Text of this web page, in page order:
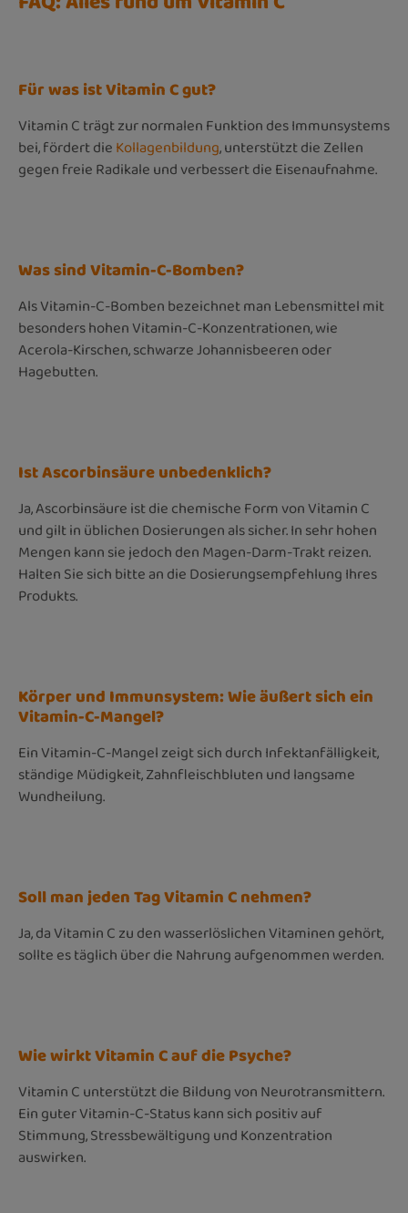
Für was ist Vitamin C gut?
Vitamin C trägt zur normalen Funktion des Immunsystems
bei, fördert dieKollagenbildung, unterstützt die Zellen
gegen freie Radikale und verbessert die Eisenaufnahme.
Was sind Vitamin-C-Bomben?
Als Vitamin-C-Bomben bezeichnet man Lebensmittel mit
besonders hohen Vitamin-C-Konzentrationen, wie
Acerola-Kirschen, schwarze Johannisbeeren oder
Hagebutten.
Ist Ascorbinsäure unbedenklich?
Ja, Ascorbinsäure ist die chemische Form von Vitamin C
und gilt in üblichen Dosierungen als sicher. In sehr hohen
Mengen kann sie jedoch den Magen-Darm-Trakt reizen.
Halten Sie sich bitte an die Dosierungsempfehlung Ihres
Produkts.
Körper und Immunsystem: Wie äußert sich ein
Vitamin-C-Mangel?
Ein Vitamin-C-Mangel zeigt sich durch Infektanfälligkeit,
ständige Müdigkeit, Zahnfleischbluten und langsame
Wundheilung.
Soll man jeden Tag Vitamin C nehmen?
Ja, da Vitamin C zu den wasserlöslichen Vitaminen gehört,
sollte es täglich über die Nahrung aufgenommen werden.
Wie wirkt Vitamin C auf die Psyche?
Vitamin C unterstützt die Bildung von Neurotransmittern.
Ein guter Vitamin-C-Status kann sich positiv auf
Stimmung, Stressbewältigung und Konzentration
auswirken.